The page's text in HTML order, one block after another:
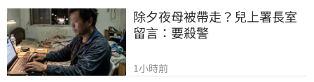
除夕夜母被帶走？兒上署長室
留言：要殺警
1小時前